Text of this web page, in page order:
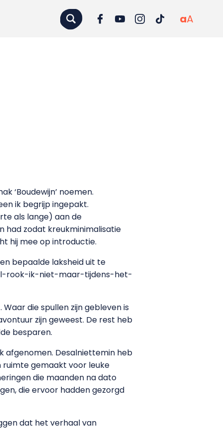
aA
‘Boudewijn’ noemen.
ik begrijp ingepakt.
als lange) aan de
had zodat kreukminimalisatie
hij mee op introductie.
bepaalde laksheid uit te
rook-ik-niet-maar-tijdens-het-
die spullen zijn gebleven is
zijn geweest. De rest heb
besparen.
afgenomen. Desalniettemin heb
ruimte gemaakt voor leuke
die maanden na dato
die ervoor hadden gezorgd
dat het verhaal van